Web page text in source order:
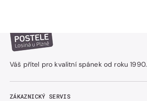
Váš přítel pro kvalitní spánek od roku 1990.
ZÁKAZNICKÝ SERVIS